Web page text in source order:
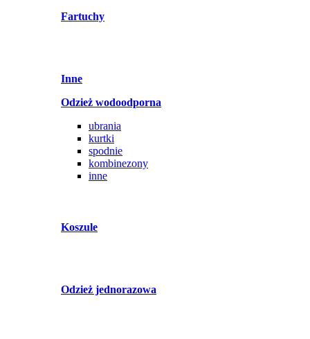
Fartuchy
Inne
Odzież wodoodporna
ubrania
kurtki
spodnie
kombinezony
inne
Koszule
Odzież jednorazowa